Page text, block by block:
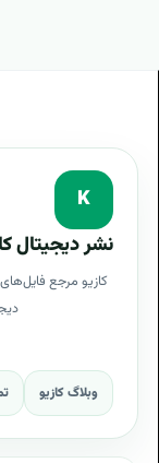
K
نشر دیجیتال
کازیو مرجع
وبلاگ کازیو